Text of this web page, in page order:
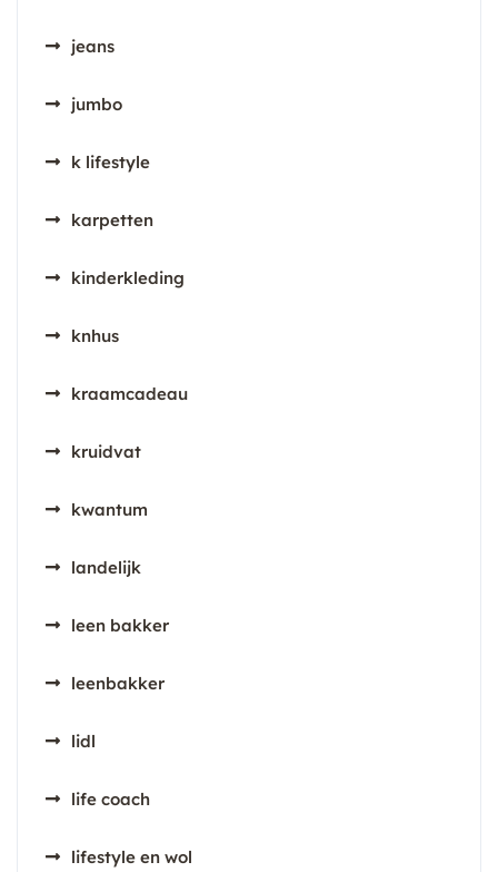
jeans
jumbo
k lifestyle
karpetten
kinderkleding
knhus
kraamcadeau
kruidvat
kwantum
landelijk
leen bakker
leenbakker
lidl
life coach
lifestyle en wol